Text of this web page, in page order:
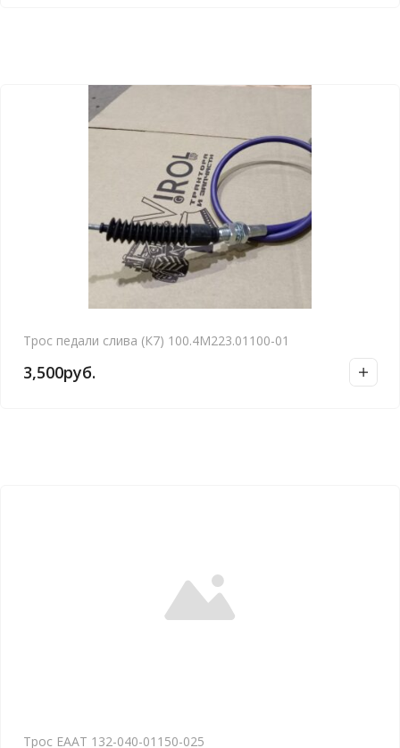
Трос педали слива (К7) 100.4М223.01100-01
3,500руб.
Трос ЕААТ 132-040-01150-025